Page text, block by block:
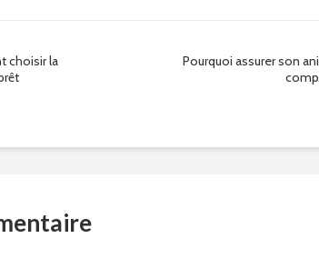
choisir la
Pourquoi assurer son